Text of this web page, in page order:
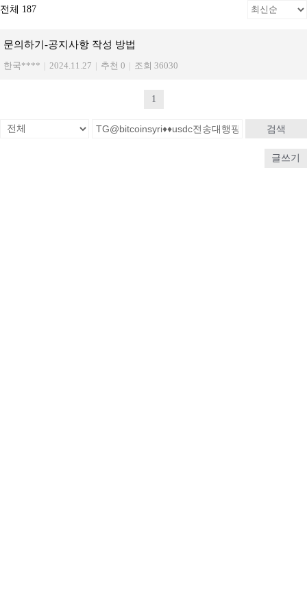
전체 187
문의하기-공지사항 작성 방법
한국**** | 2024.11.27 | 추천 0 | 조회 36030
1
검색
글쓰기